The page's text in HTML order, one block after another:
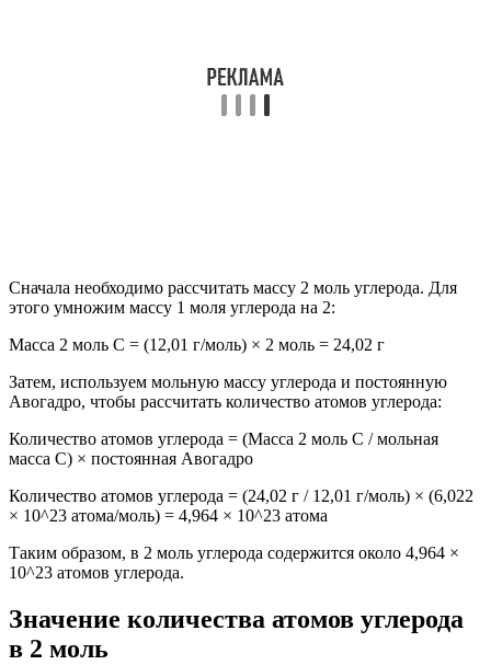
Сначала необходимо рассчитать массу 2 моль углерода. Для
этого умножим массу 1 моля углерода на 2:
Масса 2 моль C = (12,01 г/моль) × 2 моль = 24,02 г
Затем, используем мольную массу углерода и постоянную
Авогадро, чтобы рассчитать количество атомов углерода:
Количество атомов углерода = (Масса 2 моль C / мольная
масса C) × постоянная Авогадро
Количество атомов углерода = (24,02 г / 12,01 г/моль) × (6,022
× 10^23 атома/моль) = 4,964 × 10^23 атома
Таким образом, в 2 моль углерода содержится около 4,964 ×
10^23 атомов углерода.
Значение количества атомов углерода
в 2 моль